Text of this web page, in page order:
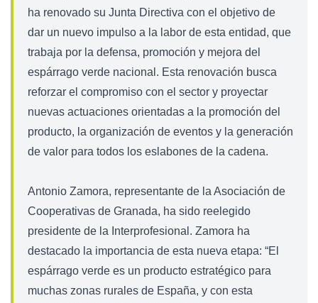
ha renovado su Junta Directiva con el objetivo de
dar un nuevo impulso a la labor de esta entidad, que
trabaja por la defensa, promoción y mejora del
espárrago verde nacional. Esta renovación busca
reforzar el compromiso con el sector y proyectar
nuevas actuaciones orientadas a la promoción del
producto, la organización de eventos y la generación
de valor para todos los eslabones de la cadena.
Antonio Zamora, representante de la Asociación de
Cooperativas de Granada, ha sido reelegido
presidente de la Interprofesional. Zamora ha
destacado la importancia de esta nueva etapa: “El
espárrago verde es un producto estratégico para
muchas zonas rurales de España, y con esta